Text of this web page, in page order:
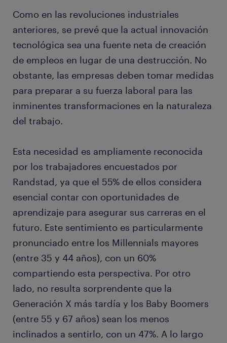
Como en las revoluciones industriales
anteriores, se prevé que la actual innovación
tecnológica sea una fuente neta de creación
de empleos en lugar de una destrucción. No
obstante, las empresas deben tomar medidas
para preparar a su fuerza laboral para las
inminentes transformaciones en la naturaleza
del trabajo.
Esta necesidad es ampliamente reconocida
por los trabajadores encuestados por
Randstad, ya que el 55% de ellos considera
esencial contar con oportunidades de
aprendizaje para asegurar sus carreras en el
futuro. Este sentimiento es particularmente
pronunciado entre los Millennials mayores
(entre 35 y 44 años), con un 60%
compartiendo esta perspectiva. Por otro
lado, no resulta sorprendente que la
Generación X más tardía y los Baby Boomers
(entre 55 y 67 años) sean los menos
inclinados a sentirlo, con un 47%. A lo largo